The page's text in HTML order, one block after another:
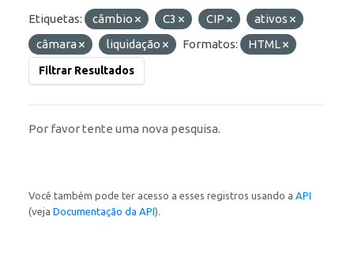
Etiquetas: câmbio C3 CIP
ativos
câmara
liquidação Formatos: HTML
Filtrar Resultados
Por favor tente uma nova pesquisa.
Você também pode ter acesso a esses registros usando a API
(veja Documentação da API).